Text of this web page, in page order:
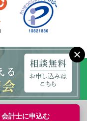
計士に申込む